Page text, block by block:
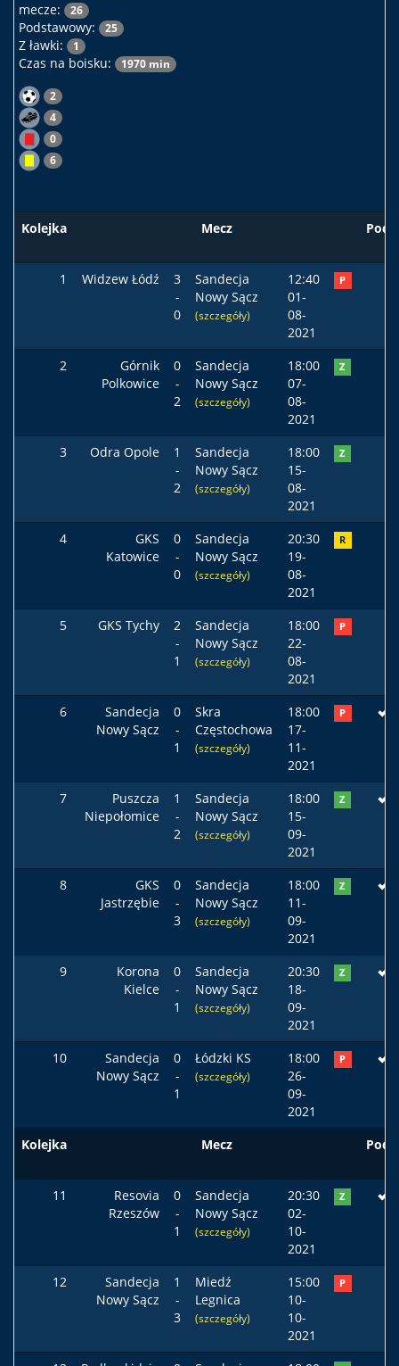
mecze: 26
Podstawowy: 25
Z ławki: 1
Czas na boisku: 1970 min
2
4
0
6
Kolejka Mecz
1 Widzew Łódź
3
-
0
Sandecja
Nowy Sącz
(szczegóły)
12:40
01-
08-
2021
P
2
Górnik
Polkowice
0
-
2
Sandecja
Nowy Sącz
(szczegóły)
18:00
07-
08-
2021
Z
3 Odra Opole
1
-
2
Sandecja
Nowy Sącz
(szczegóły)
18:00
15-
08-
2021
Z
4
GKS
Katowice
0
-
0
Sandecja
Nowy Sącz
(szczegóły)
20:30
19-
08-
2021
R
5 GKS Tychy
2
-
1
Sandecja
Nowy Sącz
(szczegóły)
18:00
22-
08-
2021
P
6
Sandecja
Nowy Sącz
0
-
1
Skra
Częstochowa
(szczegóły)
18:00
17-
11-
2021
P
7
Puszcza
Niepołomice
1
-
2
Sandecja
Nowy Sącz
(szczegóły)
18:00
15-
09-
2021
Z
8
GKS
Jastrzębie
0
-
3
Sandecja
Nowy Sącz
(szczegóły)
18:00
11-
09-
2021
Z
9
Korona
Kielce
0
-
1
Sandecja
Nowy Sącz
(szczegóły)
20:30
18-
09-
2021
Z
10
Sandecja
Nowy Sącz
0
-
1
Łódzki KS
(szczegóły)
18:00
26-
09-
2021
P
Kolejka Mecz
11
Resovia
Rzeszów
0
-
1
Sandecja
Nowy Sącz
(szczegóły)
20:30
02-
10-
2021
Z
12
Sandecja
Nowy Sącz
1
-
3
Miedź
Legnica
(szczegóły)
15:00
10-
10-
2021
P